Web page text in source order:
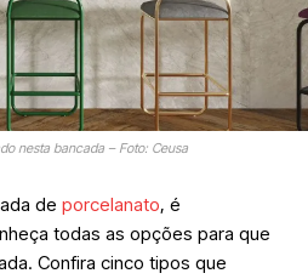
nesta bancada – Foto: Ceusa
de porcelanato, é
todas as opções para que
Confira cinco tipos que